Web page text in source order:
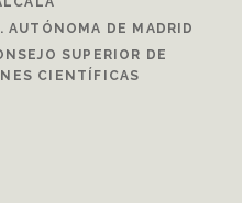
AUTÓNOMA DE MADRID
SUPERIOR DE
CIENTÍFICAS